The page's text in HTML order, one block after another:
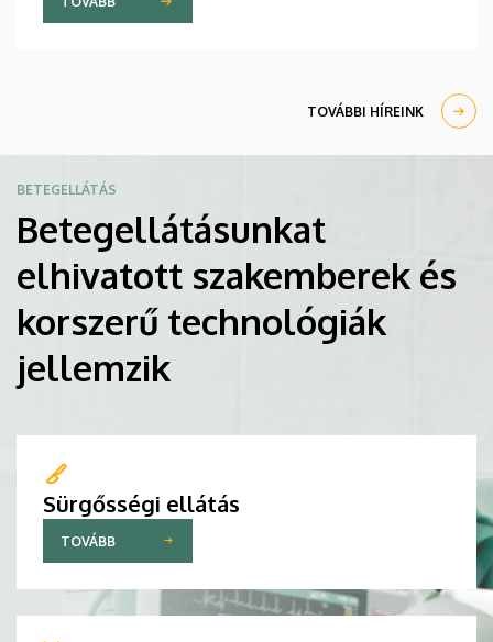
Fesztiválon. A Debreceni Egyetem Klinikai
Egyetem téren felállított faházaknál, illetve a
Központban.
TOVÁBBI HÍREINK
BETEGELLÁTÁS
Betegellátásunkat
elhivatott szakemberek és
korszerű technológiák
jellemzik
Sürgősségi ellátás
TOVÁBB